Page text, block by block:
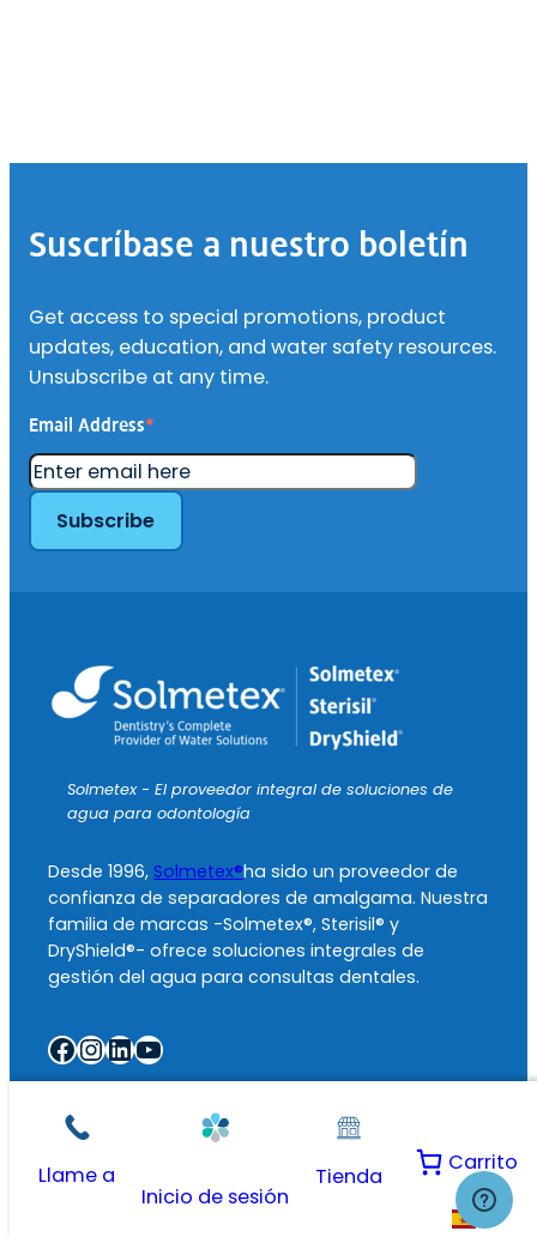
Llame a
Inicio de sesión
Tienda
Carrito
página
Suscríbase a nuestro boletín
Get access to special promotions, product
updates, education, and water safety resources.
Unsubscribe at any time.
Email Address*
Solmetex - El proveedor integral de soluciones de
agua para odontología
Desde 1996, Solmetex®ha sido un proveedor de
confianza de separadores de amalgama. Nuestra
familia de marcas -Solmetex®, Sterisil® y
DryShield®- ofrece soluciones integrales de
gestión del agua para consultas dentales.
Facebook InstagramLinkedIn YouTube
cliente
Teléfono: (800)
ventas
Teléfono: (877)
207-1551
Acerca de
Solmetex
Acerca de
Contacte con
ES